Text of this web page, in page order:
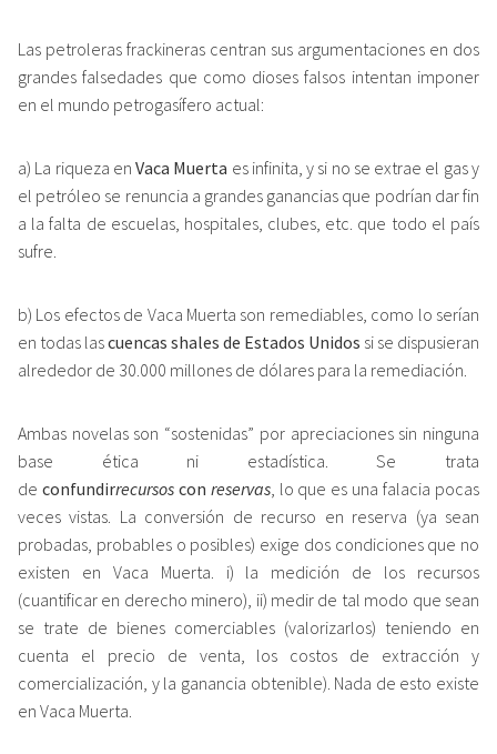
Las petroleras frackineras centran sus argumentaciones en dos
grandes falsedades que como dioses falsos intentan imponer
en el mundo petrogasífero actual:
a) La riqueza enVaca Muerta es infinita, y si no se extrae el gas y
el petróleo se renuncia a grandes ganancias que podrían dar fin
a la falta de escuelas, hospitales, clubes, etc. que todo el país
sufre.
b) Los efectos de Vaca Muerta son remediables, como lo serían
en todas lascuencas shales de Estados Unidos si se dispusieran
alrededor de 30.000 millones de dólares para la remediación.
Ambas novelas son “sostenidas” por apreciaciones sin ninguna
base ética ni estadística. Se trata
de confundirrecursoscon reservas, lo que es una falacia pocas
veces vistas. La conversión de recurso en reserva (ya sean
probadas, probables o posibles) exige dos condiciones que no
existen en Vaca Muerta. i) la medición de los recursos
(cuantificar en derecho minero), ii) medir de tal modo que sean
se trate de bienes comerciables (valorizarlos) teniendo en
cuenta el precio de venta, los costos de extracción y
comercialización, y la ganancia obtenible). Nada de esto existe
en Vaca Muerta.